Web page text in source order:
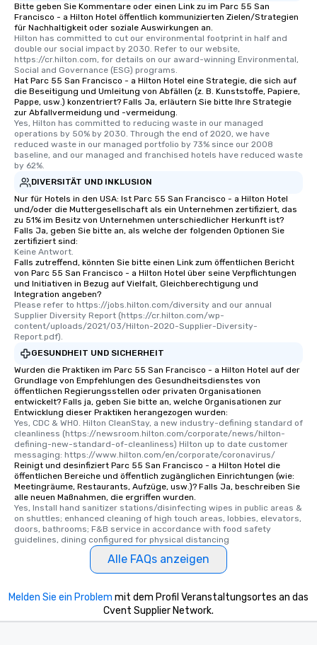
Bitte geben Sie Kommentare oder einen Link zu im Parc 55 San
Francisco - a Hilton Hotel öffentlich kommunizierten Zielen/Strategien
für Nachhaltigkeit oder soziale Auswirkungen an.
Hilton has committed to cut our environmental footprint in half and
double our social impact by 2030. Refer to our website,
https://cr.hilton.com, for details on our award-winning Environmental,
Social and Governance (ESG) programs.
Hat Parc 55 San Francisco - a Hilton Hotel eine Strategie, die sich auf
die Beseitigung und Umleitung von Abfällen (z. B. Kunststoffe, Papiere,
Pappe, usw.) konzentriert? Falls Ja, erläutern Sie bitte Ihre Strategie
zur Abfallvermeidung und -vermeidung.
Yes, Hilton has committed to reducing waste in our managed
operations by 50% by 2030. Through the end of 2020, we have
reduced waste in our managed portfolio by 73% since our 2008
baseline, and our managed and franchised hotels have reduced waste
by 62%.
DIVERSITÄT UND INKLUSION
Nur für Hotels in den USA: Ist Parc 55 San Francisco - a Hilton Hotel
und/oder die Muttergesellschaft als ein Unternehmen zertifiziert, das
zu 51% im Besitz von Unternehmen unterschiedlicher Herkunft ist?
Falls Ja, geben Sie bitte an, als welche der folgenden Optionen Sie
zertifiziert sind:
Keine Antwort.
Falls zutreffend, könnten Sie bitte einen Link zum öffentlichen Bericht
von Parc 55 San Francisco - a Hilton Hotel über seine Verpflichtungen
und Initiativen in Bezug auf Vielfalt, Gleichberechtigung und
Integration angeben?
Please refer to https://jobs.hilton.com/diversity and our annual
Supplier Diversity Report (https://cr.hilton.com/wp-
content/uploads/2021/03/Hilton-2020-Supplier-Diversity-
Report.pdf).
GESUNDHEIT UND SICHERHEIT
Wurden die Praktiken im Parc 55 San Francisco - a Hilton Hotel auf der
Grundlage von Empfehlungen des Gesundheitsdienstes von
öffentlichen Regierungsstellen oder privaten Organisationen
entwickelt? Falls ja, geben Sie bitte an, welche Organisationen zur
Entwicklung dieser Praktiken herangezogen wurden:
Yes, CDC & WHO. Hilton CleanStay, a new industry-defining standard of
cleanliness (https://newsroom.hilton.com/corporate/news/hilton-
defining-new-standard-of-cleanliness) Hilton up to date customer
messaging: https://www.hilton.com/en/corporate/coronavirus/
Reinigt und desinfiziert Parc 55 San Francisco - a Hilton Hotel die
öffentlichen Bereiche und öffentlich zugänglichen Einrichtungen (wie:
Meetingräume, Restaurants, Aufzüge, usw.)? Falls Ja, beschreiben Sie
alle neuen Maßnahmen, die ergriffen wurden.
Yes, Install hand sanitizer stations/disinfecting wipes in public areas &
on shuttles; enhanced cleaning of high touch areas, lobbies, elevators,
doors, bathrooms; F&B service in accordance with food safety
guidelines, dining configured for physical distancing
Alle FAQs anzeigen
Melden Sie ein Problem mit dem Profil Veranstaltungsortes an das
Cvent Supplier Network.